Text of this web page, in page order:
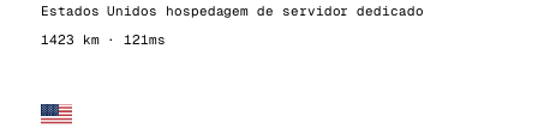
Estados Unidos hospedagem de servidor dedicado
1423 km · 121ms